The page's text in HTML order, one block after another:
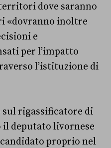
dove saranno
«dovranno inoltre
e
per l’impatto
l’istituzione di
rigassificatore di
deputato livornese
proprio nel